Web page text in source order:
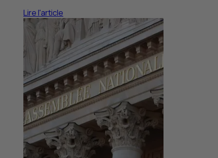
Lire l'article